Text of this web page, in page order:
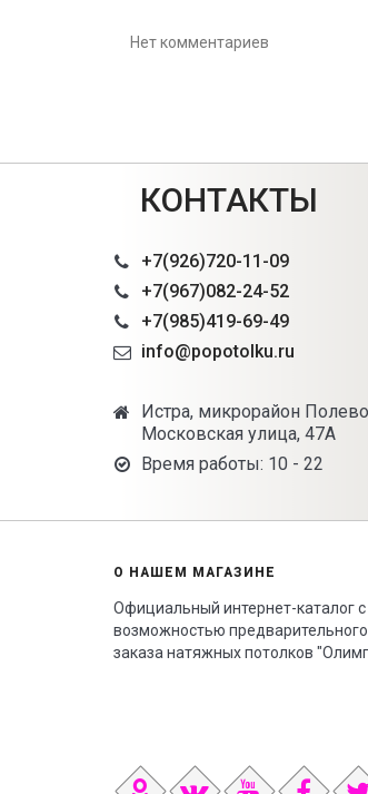
Нет комментариев
КОНТАКТЫ
+7(926)720-11-09
+7(967)082-24-52
+7(985)419-69-49
info@popotolku.ru
Истра, микрорайон
Московская улица, 47А
Время работы: 10 - 22
О НАШЕМ МАГАЗИНЕ
Официальный интернет-каталог с
возможностью предварительного
заказа натяжных потолков